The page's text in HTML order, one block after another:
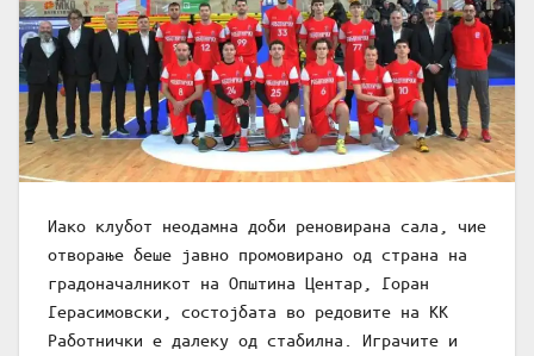
Иако клубот неодамна доби реновирана сала, чие
отворање беше јавно промовирано од страна на
градоначалникот на Општина Центар, Горан
Герасимовски, состојбата во редовите на КК
Работнички е далеку од стабилна. Играчите и